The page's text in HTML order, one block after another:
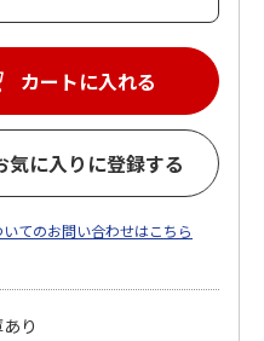
カートに入れる
気に入りに登録する
てのお問い合わせはこちら
り